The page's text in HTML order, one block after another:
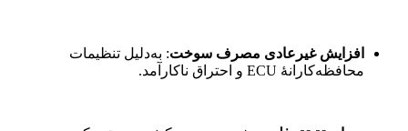
افزایش غیرعادی مصرف سوخت: به‌دلیل تنظیمات
محافظه‌کارانهٔ ECU و احتراق ناکارآمد.